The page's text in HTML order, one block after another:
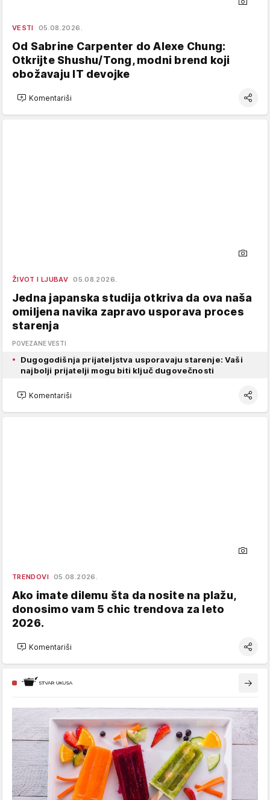
VESTI 05.08.2026.
Od Sabrine Carpenter do Alexe Chung:
Otkrijte Shushu/Tong, modni brend koji
obožavaju IT devojke
Komentariši
ŽIVOT I LJUBAV 05.08.2026.
Jedna japanska studija otkriva da ova naša
omiljena navika zapravo usporava proces
starenja
POVEZANE VESTI
Dugogodišnja prijateljstva usporavaju starenje: Vaši
najbolji prijatelji mogu biti ključ dugovečnosti
Komentariši
TRENDOVI 05.08.2026.
Ako imate dilemu šta da nosite na plažu,
donosimo vam 5 chic trendova za leto
2026.
Komentariši